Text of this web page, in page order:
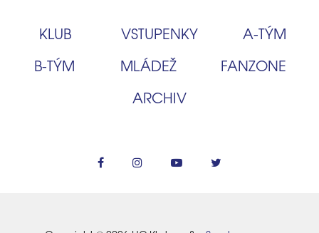
KLUB VSTUPENKY
A‑TÝM
B‑TÝM
MLÁDEŽ
FANZONE
ARCHIV